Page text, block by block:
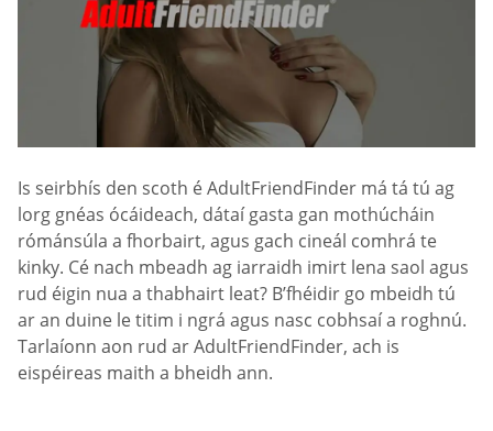
Is seirbhís den scoth é AdultFriendFinder má tá tú ag
lorg gnéas ócáideach, dátaí gasta gan mothúcháin
rómánsúla a fhorbairt, agus gach cineál comhrá te
kinky. Cé nach mbeadh ag iarraidh imirt lena saol agus
rud éigin nua a thabhairt leat? B’fhéidir go mbeidh tú
ar an duine le titim i ngrá agus nasc cobhsaí a roghnú.
Tarlaíonn aon rud ar AdultFriendFinder, ach is
eispéireas maith a bheidh ann.